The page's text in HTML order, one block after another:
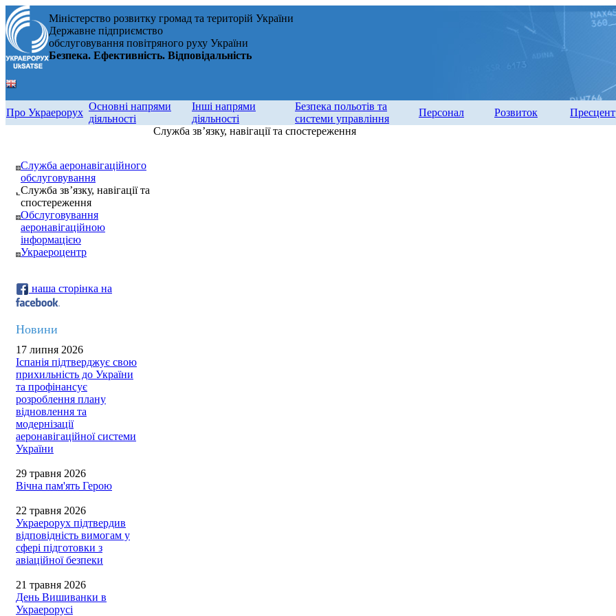
Міністерство розвитку громад та територій України
Державне підприємство
обслуговування повітряного руху України
Безпека. Ефективність. Відповідальність
Про Украерорух
Основні напрями
діяльності
Інші напрями
діяльності
Безпека польотів та
системи управління
Персонал Розвиток
Служба аеронавігаційного
обслуговування
Служба зв’язку, навігації та
спостереження
Обслуговування
аеронавігаційною
інформацією
Украероцентр
наша сторінка на
Новини
17 липня 2026
Іспанія підтверджує свою
прихильність до України
та профінансує
розроблення плану
відновлення та
модернізації
аеронавігаційної системи
України
29 травня 2026
Вічна пам'ять Герою
22 травня 2026
Украерорух підтвердив
відповідність вимогам у
сфері підготовки з
авіаційної безпеки
21 травня 2026
День Вишиванки в
Украерорусі
Служба зв’язку, навігації та спостереження